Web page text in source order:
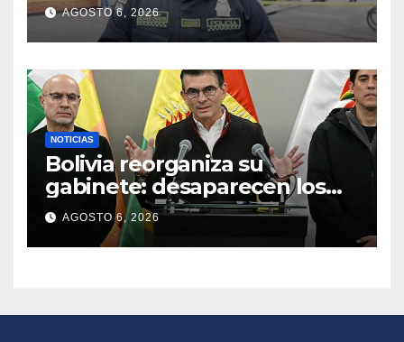
Santa Bárbara
AGOSTO 6, 2026
NOTICIAS
Bolivia reorganiza su
gabinete: desaparecen los
ministerios de Turismo y
Planificación
AGOSTO 6, 2026